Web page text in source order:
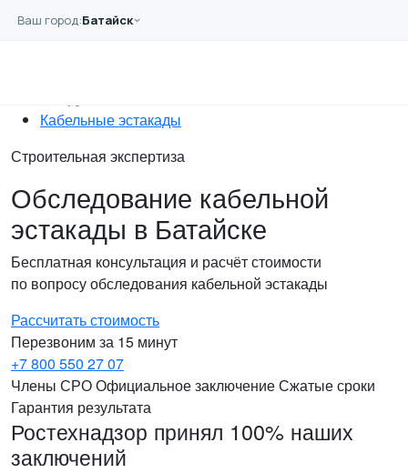
Перейти к основному содержанию
Ваш город:Батайск
Главная
Кабельные эстакады
Строительная экспертиза
Обследование кабельной
эстакады в Батайске
Бесплатная консультация и расчёт стоимости
по вопросу обследования кабельной эстакады
Рассчитать стоимость
Перезвоним за 15 минут
+7 800 550 27 07
Члены СРООфициальное заключениеСжатые сроки
Гарантия результата
Ростехнадзор принял 100% наших
заключений